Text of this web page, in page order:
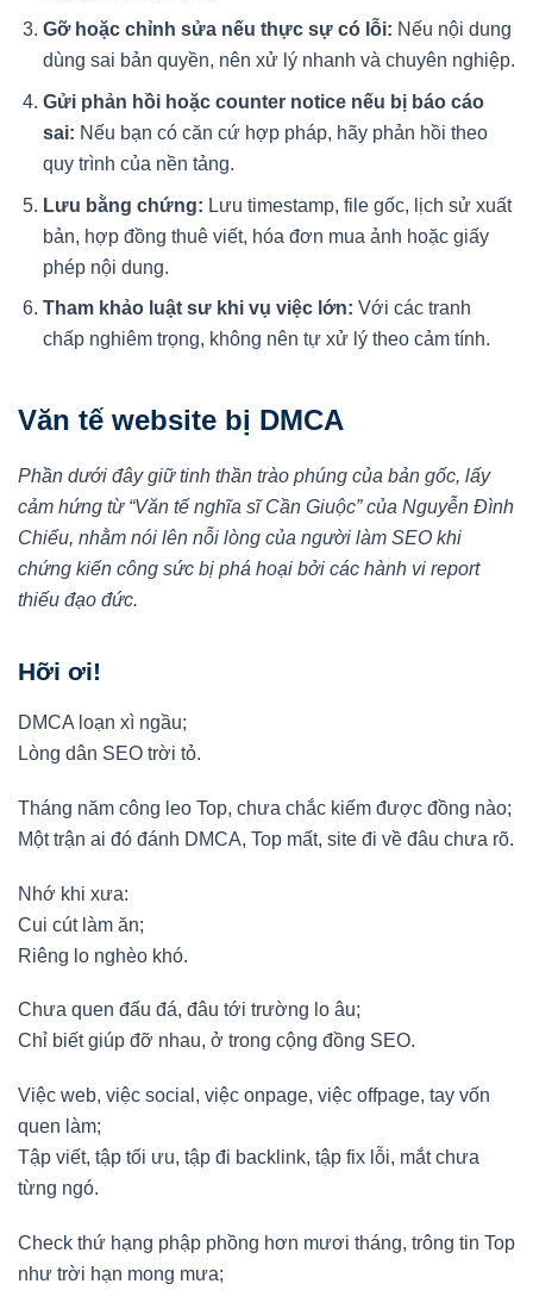
Gỡ hoặc chỉnh sửa nếu thực sự có lỗi: Nếu nội dung
dùng sai bản quyền, nên xử lý nhanh và chuyên nghiệp.
Gửi phản hồi hoặc counter notice nếu bị báo cáo
sai: Nếu bạn có căn cứ hợp pháp, hãy phản hồi theo
quy trình của nền tảng.
Lưu bằng chứng: Lưu timestamp, file gốc, lịch sử xuất
bản, hợp đồng thuê viết, hóa đơn mua ảnh hoặc giấy
phép nội dung.
Tham khảo luật sư khi vụ việc lớn: Với các tranh
chấp nghiêm trọng, không nên tự xử lý theo cảm tính.
Văn tế website bị DMCA
Phần dưới đây giữ tinh thần trào phúng của bản gốc, lấy
cảm hứng từ “Văn tế nghĩa sĩ Cần Giuộc” của Nguyễn Đình
Chiểu, nhằm nói lên nỗi lòng của người làm SEO khi
chứng kiến công sức bị phá hoại bởi các hành vi report
thiếu đạo đức.
Hỡi ơi!
DMCA loạn xì ngầu;
Lòng dân SEO trời tỏ.
Tháng năm công leo Top, chưa chắc kiếm được đồng nào;
Một trận ai đó đánh DMCA, Top mất, site đi về đâu chưa rõ.
Nhớ khi xưa:
Cui cút làm ăn;
Riêng lo nghèo khó.
Chưa quen đấu đá, đâu tới trường lo âu;
Chỉ biết giúp đỡ nhau, ở trong cộng đồng SEO.
Việc web, việc social, việc onpage, việc offpage, tay vốn
quen làm;
Tập viết, tập tối ưu, tập đi backlink, tập fix lỗi, mắt chưa
từng ngó.
Check thứ hạng phập phồng hơn mươi tháng, trông tin Top
như trời hạn mong mưa;